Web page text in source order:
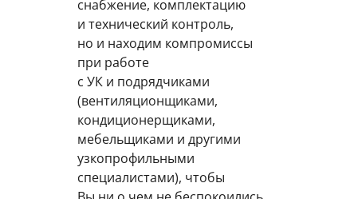
снабжение, комплектацию
и технический контроль,
но и находим компромиссы
при работе
с УК и подрядчиками
(вентиляционщиками,
кондиционерщиками,
мебельщиками и другими
узкопрофильными
специалистами), чтобы